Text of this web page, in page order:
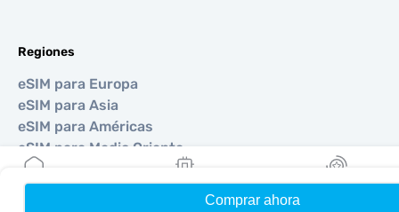
Comprar ahora
Regiones
eSIM para Europa
eSIM para Asia
eSIM para Américas
eSIM para Medio Oriente
eSIM para Oceanía
eSIM para África
Mis eSIMs